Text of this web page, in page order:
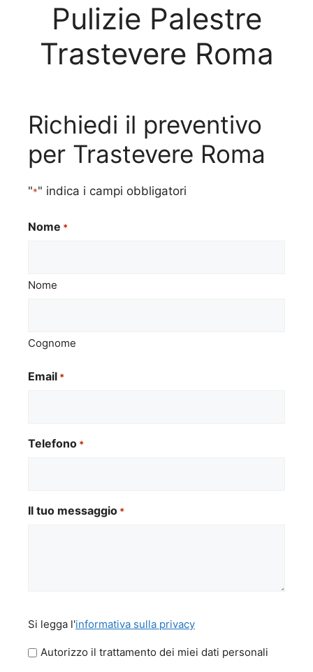
Pulizie Palestre
Trastevere Roma
Richiedi il preventivo
per Trastevere Roma
"*" indica i campi obbligatori
Nome *
Nome
Cognome
Email *
Telefono *
Il tuo messaggio *
legga
l'informativa
Si legga l'informativa sulla privacy
Autorizzo il trattamento dei miei dati personali